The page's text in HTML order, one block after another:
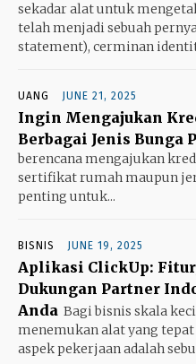
sekadar alat untuk
telah menjadi sebuah
statement), cerminan
UANG JUNE 21, 2025
Ingin Mengajukan
Berbagai Jenis Bunga
berencana mengajukan
sertifikat rumah maupun
penting untuk...
BISNIS JUNE 19, 2025
Aplikasi ClickUp:
Dukungan Partner
Anda Bagi bisnis skala
menemukan alat yang
aspek pekerjaan adalah